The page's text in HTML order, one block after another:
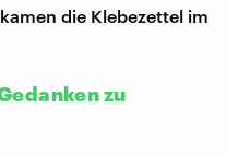
die Klebezettel im
zu